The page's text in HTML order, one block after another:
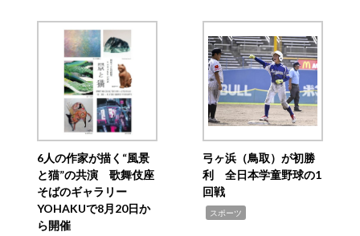
6人の作家が描く“風景
と猫”の共演 歌舞伎座
そばのギャラリー
YOHAKUで8月20日か
ら開催
弓ヶ浜（鳥取）が初勝
利 全日本学童野球の1
回戦
スポーツ